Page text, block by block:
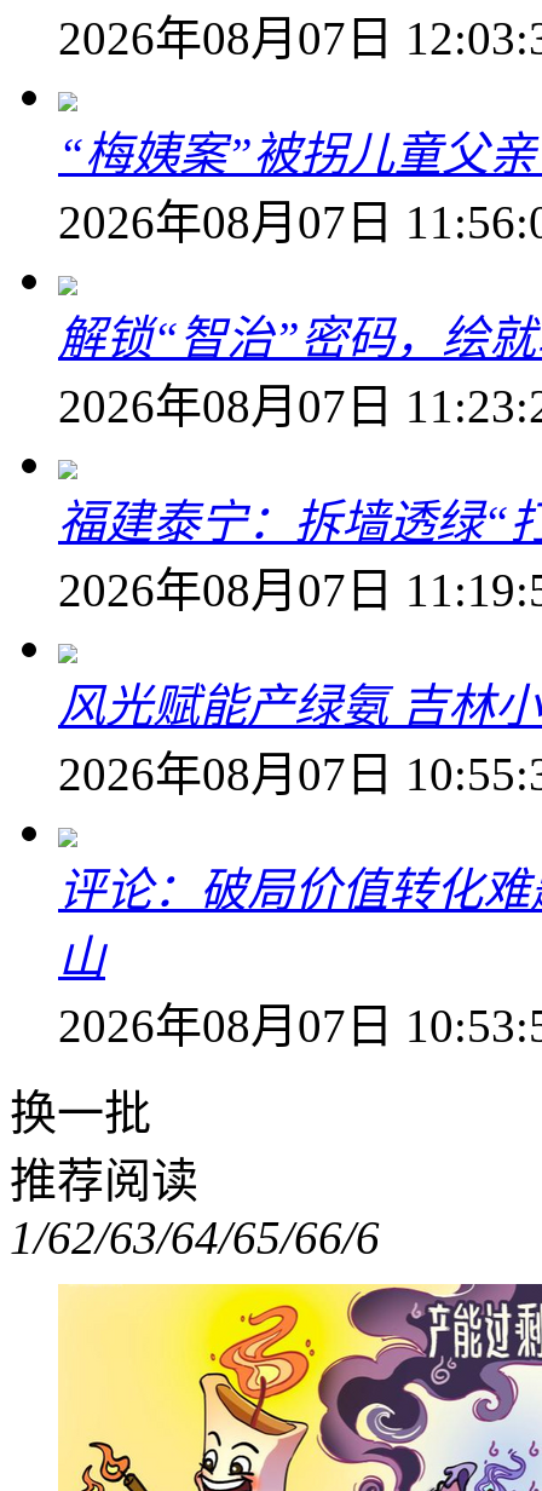
2026年08月07日
“梅姨案”被拐儿童父
2026年08月07日
解锁“智治”密码，绘
2026年08月07日
福建泰宁：拆墙透绿“
2026年08月07日
风光赋能产绿氨 吉林
2026年08月07日
评论：破局价值转化
山
2026年08月07日
换一批
推荐阅读
1/62/63/64/65/66/6